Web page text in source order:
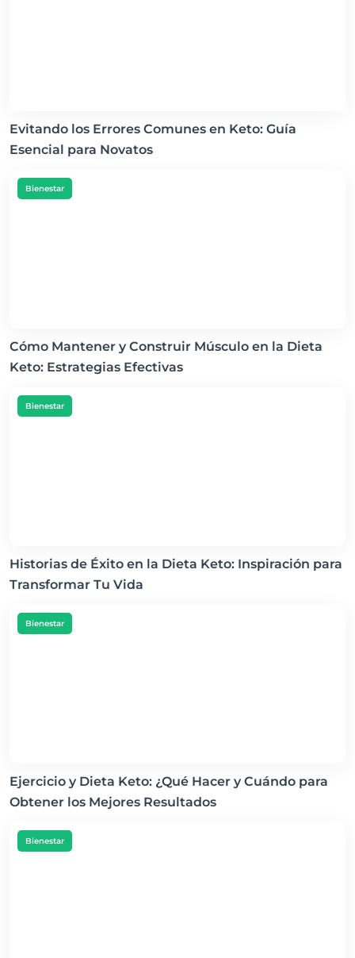
Evitando los Errores Comunes en Keto: Guía
Esencial para Novatos
Bienestar
Cómo Mantener y Construir Músculo en la Dieta
Keto: Estrategias Efectivas
Bienestar
Historias de Éxito en la Dieta Keto: Inspiración para
Transformar Tu Vida
Bienestar
Ejercicio y Dieta Keto: ¿Qué Hacer y Cuándo para
Obtener los Mejores Resultados
Bienestar